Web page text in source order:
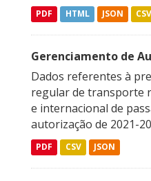
PDF HTML JSON CSV
Gerenciamento de
Dados referentes à
regular de transporte
e internacional de
autorização de 2021-
PDF CSV JSON